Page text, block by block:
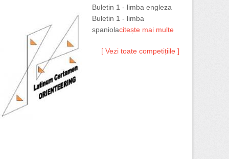
Buletin 1 - limba engleza
Buletin 1 - limba
spaniolacitește mai multe
[ Vezi toate competițiile ]